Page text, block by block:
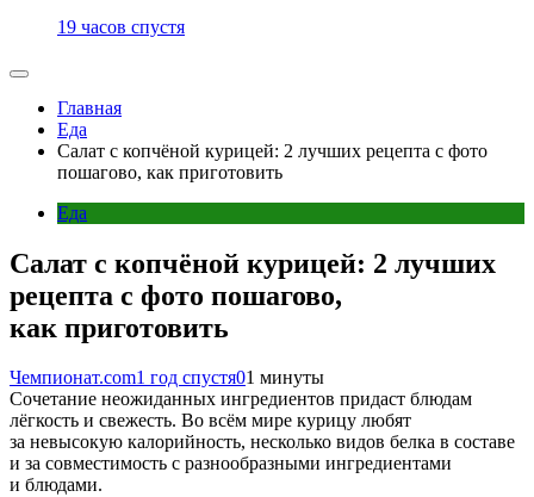
19 часов спустя
Главная
Еда
Салат с копчёной курицей: 2 лучших рецепта с фото
пошагово, как приготовить
Еда
Салат с копчёной курицей: 2 лучших
рецепта с фото пошагово,
как приготовить
Чемпионат.com1 год спустя01 минуты
Сочетание неожиданных ингредиентов придаст блюдам
лёгкость и свежесть. Во всём мире курицу любят
за невысокую калорийность, несколько видов белка в составе
и за совместимость с разнообразными ингредиентами
и блюдами.